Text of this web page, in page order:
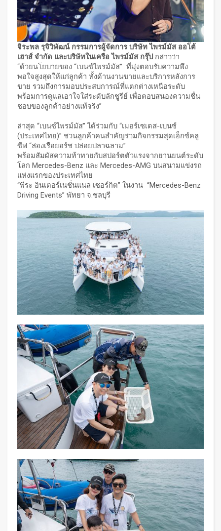
จิระพล รุจิวิพัฒน์ กรรมการผู้จัดการ บริษัท ไพรม์มัส ออโต้
เฮาส์ จำกัด และบริษัทในเครือ ไพรม์มัส กรุ๊ป กล่าวว่า
“ด้วยนโยบายของ “เบนซ์ไพรม์มัส” ที่มุ่งตอบรับความพึง
พอใจสูงสุดให้แก่ลูกค้า ทั้งด้านงานขายและบริการหลังการ
ขาย รวมถึงการมอบประสบการณ์ที่แตกต่างเหนือระดับ
พร้อมการดูแลเอาใจใส่ระดับลักชูรีย์ เพื่อตอบสนองความชื่น
ชอบของลูกค้าอย่างแท้จริง”
ล่าสุด “เบนซ์ไพรม์มัส” ได้ร่วมกับ “เมอร์เซเดส-เบนซ์
(ประเทศไทย)” ชวนลูกค้าคนสำคัญร่วมกิจกรรมสุดเอ็กซ์คลู
ซีฟ “ล่องเรือยอร์ช ปล่อยปลาฉลาม”
พร้อมสัมผัสความท้าทายกับสปอร์ตตัวแรงจากยานยนต์ระดับ
โลก Mercedes-Benz และ Mercedes-AMG บนสนามแข่งรถ
แห่งแรกของประเทศไทย
“พีระ อินเตอร์เนชั่นแนล เซอร์กิต” ในงาน “Mercedes-Benz
Driving Events” พัทยา จ.ชลบุรี